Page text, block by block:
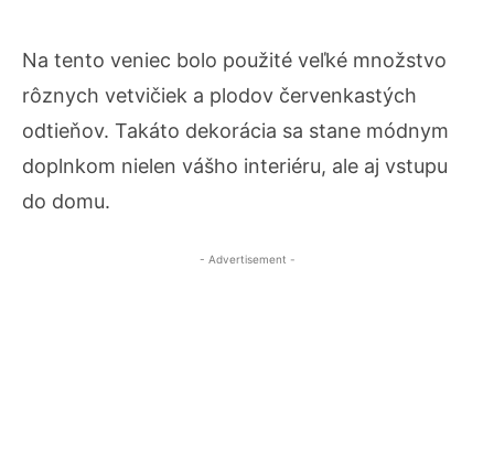
Na tento veniec bolo použité veľké množstvo
rôznych vetvičiek a plodov červenkastých
odtieňov. Takáto dekorácia sa stane módnym
doplnkom nielen vášho interiéru, ale aj vstupu
do domu.
- Advertisement -